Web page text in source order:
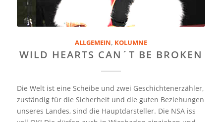
ALLGEMEIN, KOLUMNE
WILD HEARTS CAN´T BE BROKEN
Die Welt ist eine Scheibe und zwei Geschichtenerzähler,
zuständig für die Sicherheit und die guten Beziehungen
unseres Landes, sind die Hauptdarsteller. Die NSA iss